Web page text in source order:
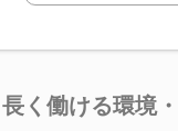
く働ける環境・